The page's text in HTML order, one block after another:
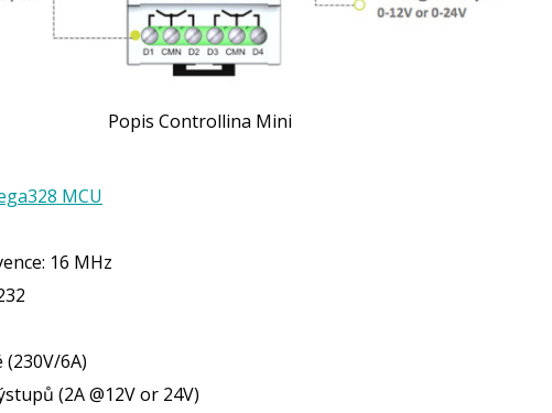
Popis Controllina Mini
MCU
16 MHz
6A)
(2A @12V or 24V)